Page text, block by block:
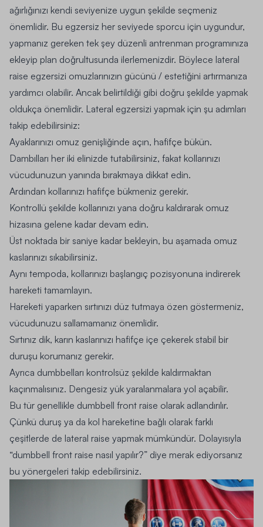
ağırlığınızı kendi seviyenize uygun şekilde seçmeniz
önemlidir. Bu egzersiz her seviyede sporcu için uygundur,
yapmanız gereken tek şey düzenli antrenman programınıza
ekleyip plan doğrultusunda ilerlemenizdir. Böylece lateral
raise egzersizi omuzlarınızın gücünü / estetiğini artırmanıza
yardımcı olabilir. Ancak belirtildiği gibi doğru şekilde yapmak
oldukça önemlidir. Lateral egzersizi yapmak için şu adımları
takip edebilirsiniz:
Ayaklarınızı omuz genişliğinde açın, hafifçe bükün.
Dambılları her iki elinizde tutabilirsiniz, fakat kollarınızı
vücudunuzun yanında bırakmaya dikkat edin.
Ardından kollarınızı hafifçe bükmeniz gerekir.
Kontrollü şekilde kollarınızı yana doğru kaldırarak omuz
hizasına gelene kadar devam edin.
Üst noktada bir saniye kadar bekleyin, bu aşamada omuz
kaslarınızı sıkabilirsiniz.
Aynı tempoda, kollarınızı başlangıç pozisyonuna indirerek
hareketi tamamlayın.
Hareketi yaparken sırtınızı düz tutmaya özen göstermeniz,
vücudunuzu sallamamanız önemlidir.
Sırtınız dik, karın kaslarınızı hafifçe içe çekerek stabil bir
duruşu korumanız gerekir.
Ayrıca dumbbelları kontrolsüz şekilde kaldırmaktan
kaçınmalısınız. Dengesiz yük yaralanmalara yol açabilir.
Bu tür genellikle dumbbell front raise olarak adlandırılır.
Çünkü duruş ya da kol hareketine bağlı olarak farklı
çeşitlerde de lateral raise yapmak mümkündür. Dolayısıyla
“dumbbell front raise nasıl yapılır?” diye merak ediyorsanız
bu yönergeleri takip edebilirsiniz.